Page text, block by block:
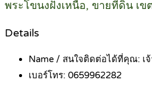
พระโขนงฝั่งเหนือ, ขายที่ดิน เข
Details
Name / สนใจติดต่อได้ที่คุณ: เ
เบอร์โทร: 0659962282